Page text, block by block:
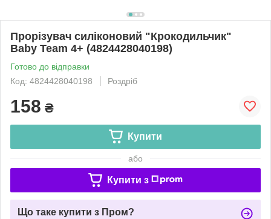
Прорізувач силіконовий "Крокодильчик"
Baby Team 4+ (4824428040198)
Готово до відправки
Код: 4824428040198
Роздріб
158 ₴
Купити
або
Купити з
Що таке купити з Пром?